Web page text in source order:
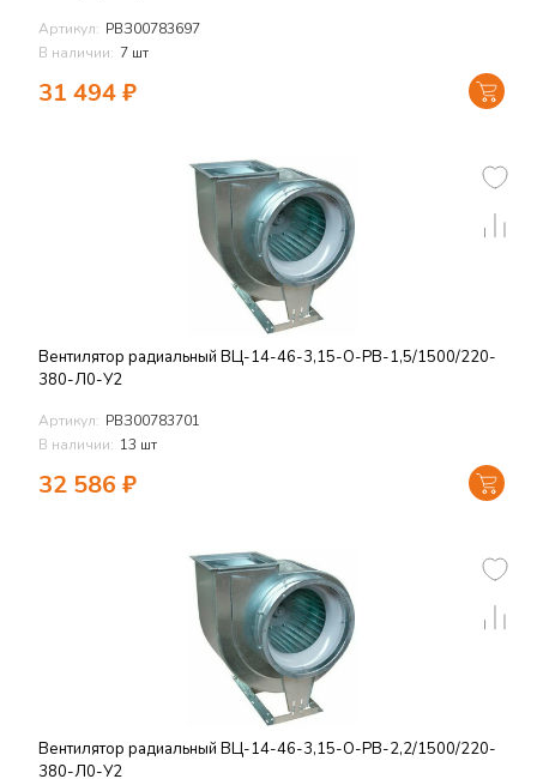
Артикул: РВЗ00783697
В наличии: 7 шт
31 494₽
Вентилятор радиальный ВЦ-14-46-3,15-О-РВ-1,5/1500/220-
380-Л0-У2
Артикул: РВЗ00783701
В наличии: 13 шт
32 586 ₽
Вентилятор радиальный ВЦ-14-46-3,15-О-РВ-2,2/1500/220-
380-Л0-У2